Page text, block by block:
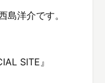
洋介です。
SITE』